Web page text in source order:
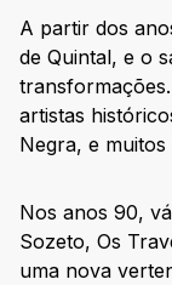
A partir dos
de Quintal, e o
artistas
Negra, e
Nos anos 90,
Sozeto, Os
uma nova